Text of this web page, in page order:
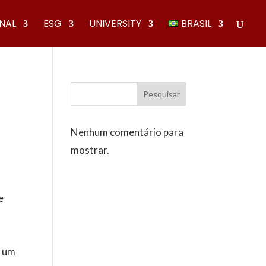
ESG UNIVERSITY BRASIL
Pesquisar
Nenhum comentário para
mostrar.